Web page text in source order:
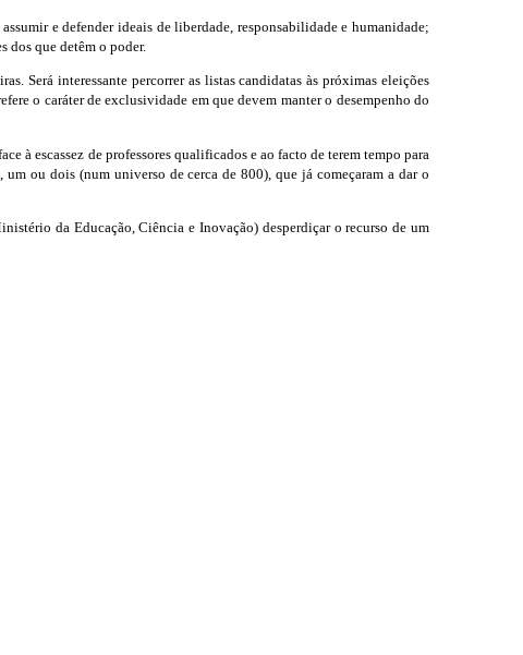
e defender ideais de liberdade, responsabilidade e humanidade;
dos que detêm o poder.
Será interessante percorrer as listas candidatas às próximas eleições
o caráter de exclusividade em que devem manter o desempenho do
à escassez de professores qualificados e ao facto de terem tempo para
ou dois (num universo de cerca de 800), que já começaram a dar o
da Educação, Ciência e Inovação) desperdiçar o recurso de um